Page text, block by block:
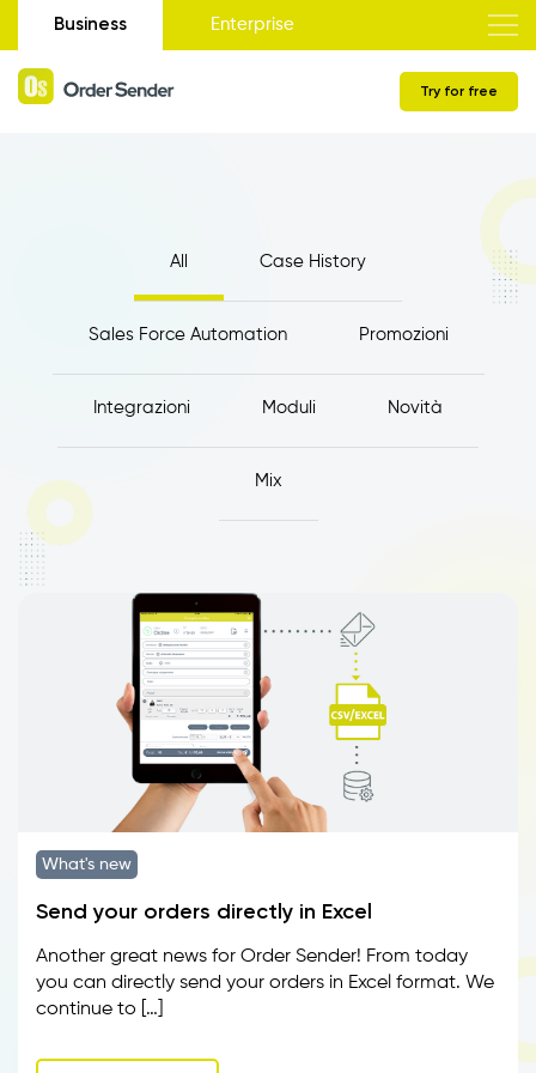
Business Enterprise
Try for free
All Case History
Sales Force Automation Promozioni
Integrazioni Moduli Novità
Mix
What's new
Send your orders directly in Excel
Another great news for Order Sender! From today
you can directly send your orders in Excel format. We
continue to […]